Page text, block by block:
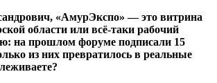
«АмурЭкспо» — это витрина
области или всё-таки рабочий
на прошлом форуме подписали 15
из них превратилось в реальные